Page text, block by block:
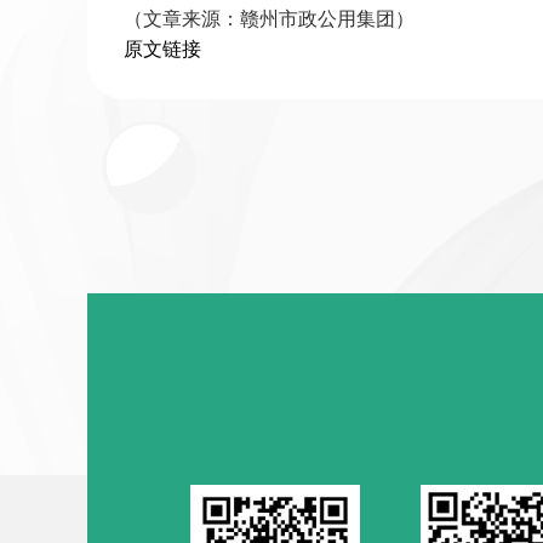
（文章来源：赣州市政公用集团）
原文链接